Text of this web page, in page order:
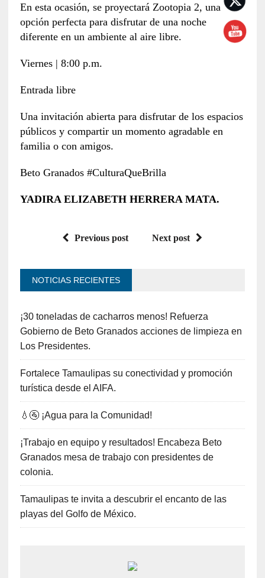
En esta ocasión, se proyectará Zootopia 2, una
opción perfecta para disfrutar de una noche
diferente en un ambiente al aire libre.
Viernes | 8:00 p.m.
Entrada libre
Una invitación abierta para disfrutar de los espacios
públicos y compartir un momento agradable en
familia o con amigos.
Beto Granados #CulturaQueBrilla
YADIRA ELIZABETH HERRERA MATA.
Previous post Next post
NOTICIAS RECIENTES
¡30 toneladas de cacharros menos! Refuerza
Gobierno de Beto Granados acciones de limpieza en
Los Presidentes.
Fortalece Tamaulipas su conectividad y promoción
turística desde el AIFA.
💧🚰 ¡Agua para la Comunidad!
¡Trabajo en equipo y resultados! Encabeza Beto
Granados mesa de trabajo con presidentes de
colonia.
Tamaulipas te invita a descubrir el encanto de las
playas del Golfo de México.